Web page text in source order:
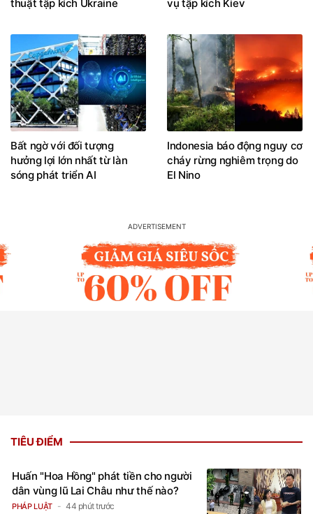
thuật tập kích Ukraine
vụ tập kích Kiev
Bất ngờ với đối tượng
hưởng lợi lớn nhất từ làn
sóng phát triển AI
Indonesia báo động nguy cơ
cháy rừng nghiêm trọng do
El Nino
TIÊU ĐIỂM
Huấn "Hoa Hồng" phát tiền cho người
dân vùng lũ Lai Châu như thế nào?
PHÁP LUẬT 44 phút trước